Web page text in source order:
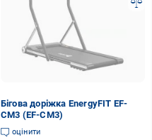
Бігова доріжка EnergyFIT EF-
CM3 (EF-CM3)
оцінити